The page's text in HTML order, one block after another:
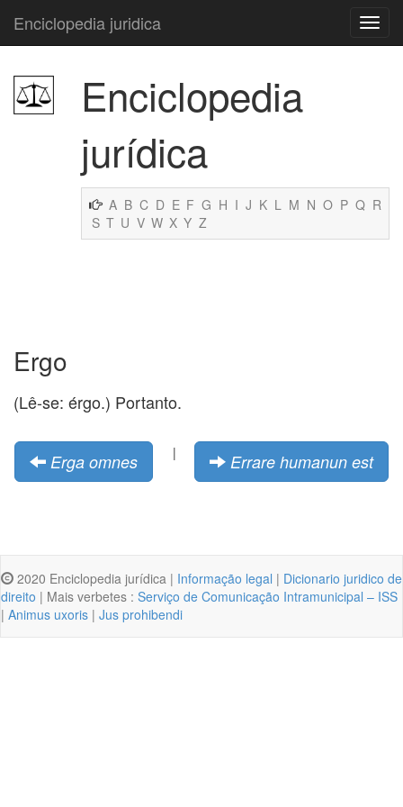
Enciclopedia juridica
Enciclopedia
jurídica
A B C D E F G H I J K L M N O P Q R
S T U V W X Y Z
Ergo
(Lê-se: érgo.) Portanto.
Erga omnes | Errare humanun est
2020 Enciclopedia jurídica | Informação legal | Dicionario juridico de
direito | Mais verbetes : Serviço de Comunicação Intramunicipal – ISS
| Animus uxoris | Jus prohibendi